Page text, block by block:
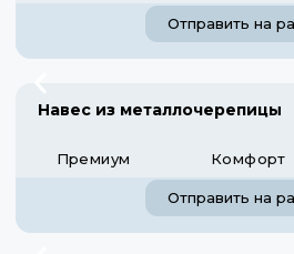
Отправить на
Навес из металлочерепицы
Премиум Комфорт
Отправить на